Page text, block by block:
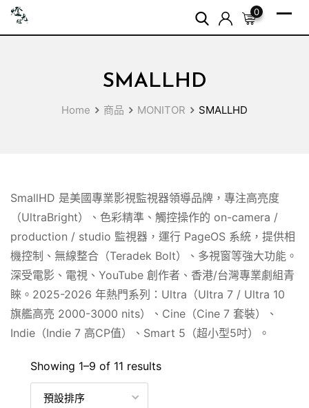
Skip
0
SMALLHD
Home 商品 MONITOR SMALLHD
SmallHD 是美國專業影視監視器領導品牌，專注高亮度
（UltraBright）、色彩精準、觸控操作的 on-camera /
production / studio 監視器，運行 PageOS 系統，提供相
機控制、無線整合（Teradek Bolt）、多視窗等強大功能。
深受電影、電視、YouTube 創作者、香港/台灣專業劇組青
睞。2025-2026 年熱門系列：Ultra（Ultra 7 / Ultra 10
旗艦高亮 2000-3000 nits）、Cine（Cine 7 套裝）、
Indie（Indie 7 高CP值）、Smart 5（超小型5吋）。
Showing 1–9 of 11 results